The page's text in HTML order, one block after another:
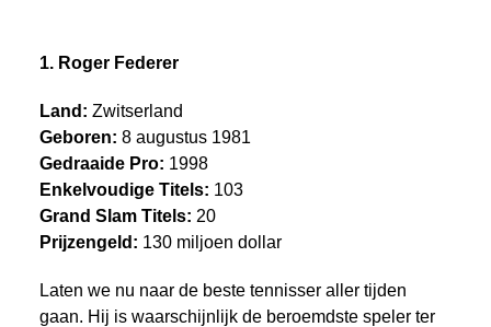
1. Roger Federer
Land: Zwitserland
Geboren: 8 augustus 1981
Gedraaide Pro: 1998
Enkelvoudige Titels: 103
Grand Slam Titels: 20
Prijzengeld: 130 miljoen dollar
Laten we nu naar de beste tennisser aller tijden
gaan. Hij is waarschijnlijk de beroemdste speler ter